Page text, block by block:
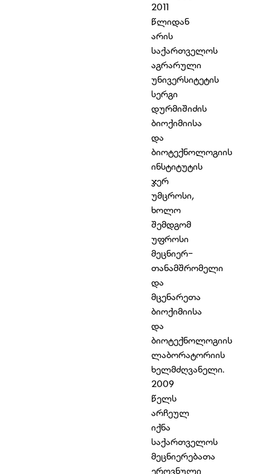
2011
წლიდან
არის
საქართველოს
აგრარული
უნივერსიტეტის
სერგი
დურმიშიძის
ბიოქიმიისა
და
ბიოტექნოლოგიის
ინსტიტუტის
ჯერ
უმცროსი,
ხოლო
შემდგომ
უფროსი
მეცნიერ-
თანამშრომელი
და
მცენარეთა
ბიოქიმიისა
და
ბიოტექნოლოგიის
ლაბორატორიის
ხელმძღვანელი.
2009
წელს
არჩეულ
იქნა
საქართველოს
მეცნიერებათა
ეროვნული